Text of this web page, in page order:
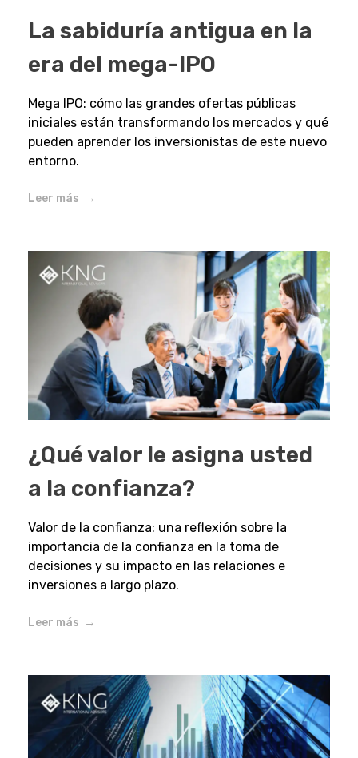
La sabiduría antigua en la
era del mega-IPO
Mega IPO: cómo las grandes ofertas públicas
iniciales están transformando los mercados y qué
pueden aprender los inversionistas de este nuevo
entorno.
Leer más
¿Qué valor le asigna usted
a la confianza?
Valor de la confianza: una reflexión sobre la
importancia de la confianza en la toma de
decisiones y su impacto en las relaciones e
inversiones a largo plazo.
Leer más